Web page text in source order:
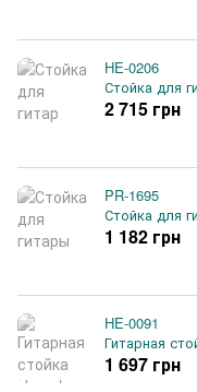
HE-0206
Стойка для
2 715 грн
PR-1695
Стойка для
1 182 грн
HE-0091
Гитарная
1 697 грн